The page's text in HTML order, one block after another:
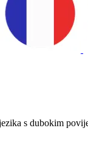
s dubokim